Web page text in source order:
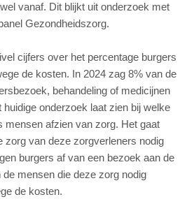
vanaf. Dit blijkt uit onderzoek met
Gezondheidszorg.
cijfers over het percentage burgers
de kosten. In 2024 zag 8% van de
behandeling of medicijnen
onderzoek laat zien bij welke
mensen afzien van zorg. Het gaat
zorg van deze zorgverleners nodig
burgers af van een bezoek aan de
mensen die deze zorg nodig
de kosten.